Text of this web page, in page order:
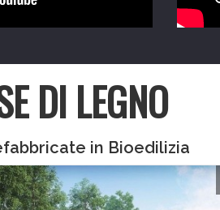
DI LEGNO
in Bioedilizia